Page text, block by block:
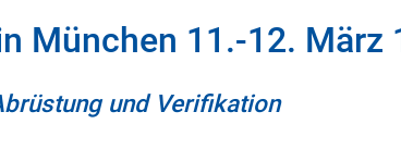
München 11.-12. März
und Verifikation